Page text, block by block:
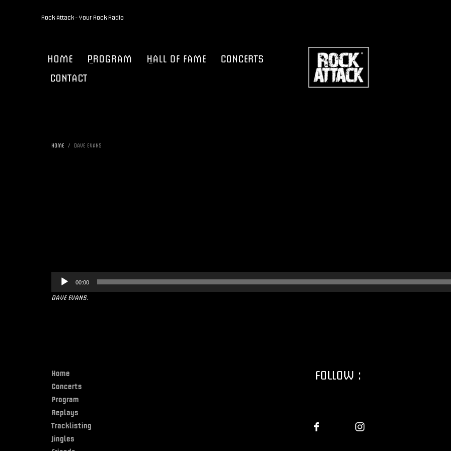
Rock Attack - Your Rock Radio
HOME PROGRAM HALL OF FAME
CONCERTS
CONTACT
HOME DAVE EVANS
Lecteur
audio
00:00
DAVE EVANS.
Home
Concerts
Program
Replays
Tracklisting
Jingles
FOLLOW :